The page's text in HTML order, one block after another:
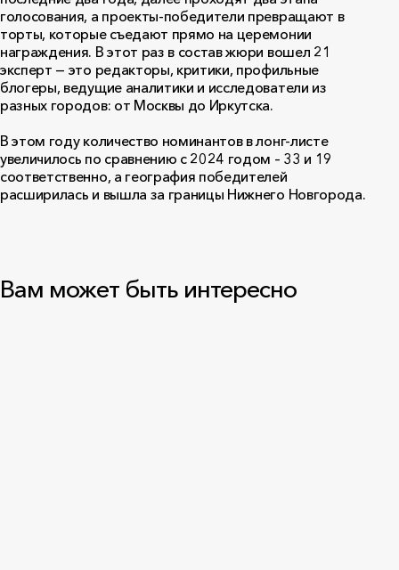
голосования, а проекты-победители превращают в
торты, которые съедают прямо на церемонии
награждения. В этот раз в состав жюри вошел 21
эксперт — это редакторы, критики, профильные
блогеры, ведущие аналитики и исследователи из
разных городов: от Москвы до Иркутска.
В этом году количество номинантов в лонг-листе
увеличилось по сравнению с 2024 годом – 33 и 19
соответственно, а география победителей
расширилась и вышла за границы Нижнего Новгорода.
Вам может быть интересно